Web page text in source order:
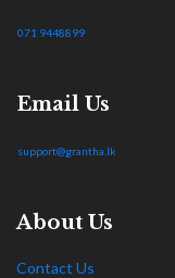
071 9448899
Email Us
support@grantha.lk
About Us
Contact Us